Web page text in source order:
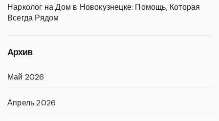
Нарколог на Дом в Новокузнецке: Помощь, Которая
Всегда Рядом
Архив
Май 2026
Апрель 2026